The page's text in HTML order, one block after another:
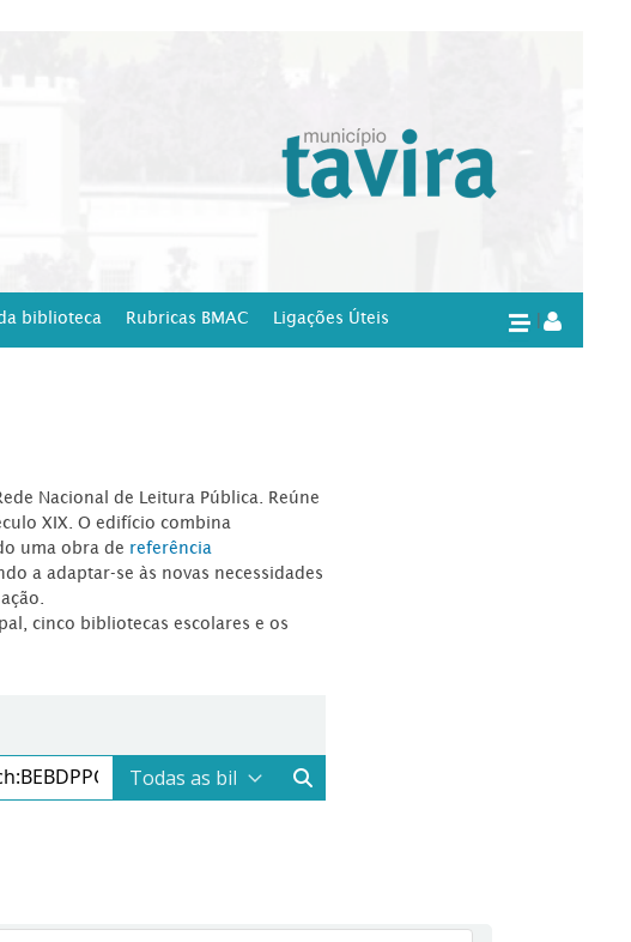
biblioteca Rubricas BMAC Ligações Úteis
Nacional de Leitura Pública. Reúne
XIX. O edifício combina
uma obra de referência
a adaptar-se às novas necessidades
cinco bibliotecas escolares e os